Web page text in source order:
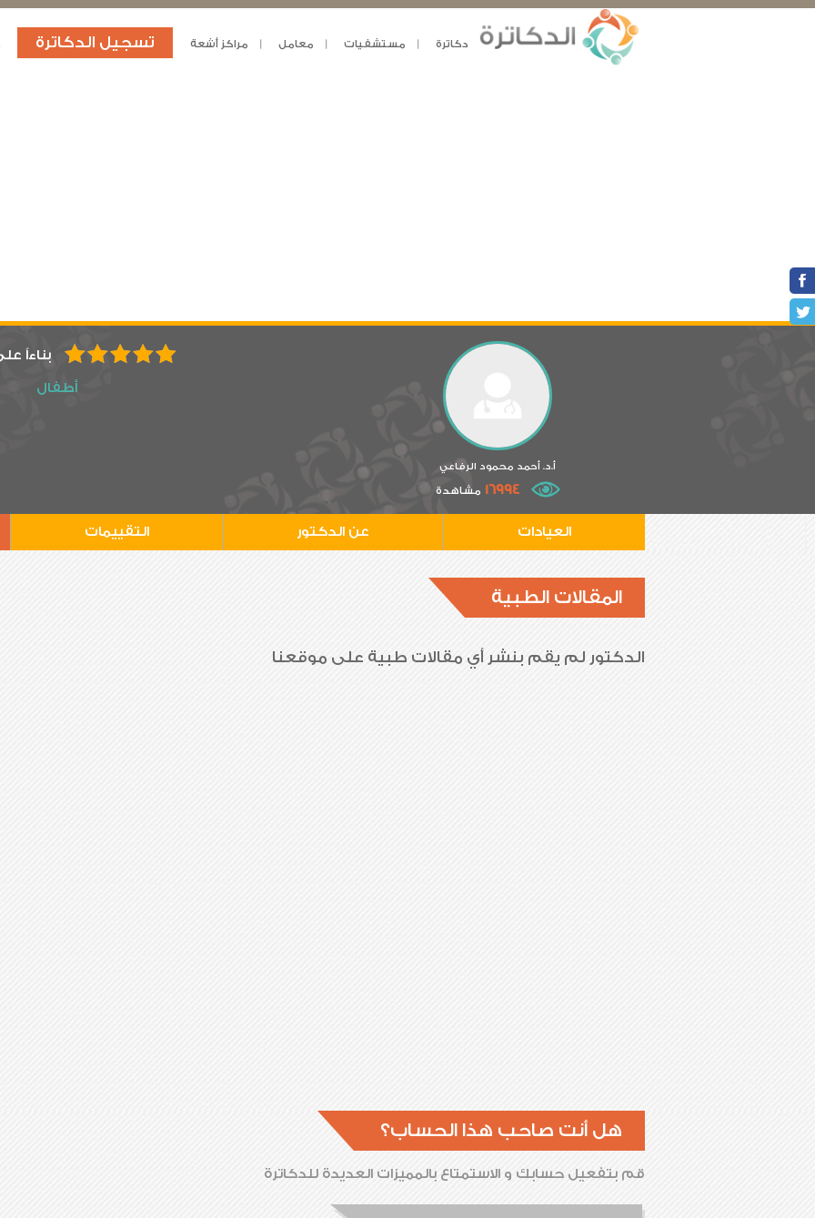
دكاترة مستشفيات معامل مراكز أشعة تسجيل الدكاترة
أ.د. أحمد محمود الرفاعي
16994 مشاهدة
بناءاً
أطفال
العيادات عن الدكتور التقييمات
المقالات الطبية
الدكتور لم يقم بنشر أي مقالات طبية على موقعنا
هل أنت صاحب هذا الحساب؟
قم بتفعيل حسابك و الاستمتاع بالمميزات العديدة للدكاترة